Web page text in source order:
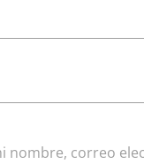
nombre, correo